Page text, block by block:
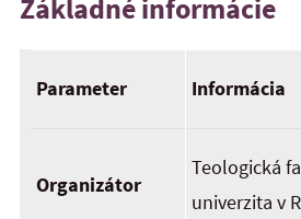
Základné informácie
Parameter Informácia
Organizátor
Teologická
univerzita v